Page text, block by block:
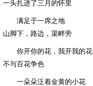
一头扎进了三月的怀里
满足于一席之地
山脚下，路边，渠畔旁
你开你的花，我开我的花
不与百花争色
一朵朵泛着金黄的小花